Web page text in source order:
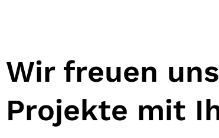
Wir freuen
Projekte mit